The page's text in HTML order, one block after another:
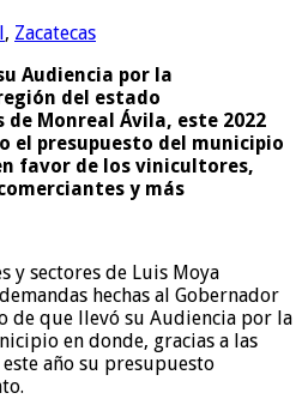
, Zacatecas
Audiencia por la
del estado
de Monreal Ávila, este 2022
el presupuesto del municipio
favor de los vinicultores,
y más
y sectores de Luis Moya
hechas al Gobernador
de que llevó su Audiencia por la
en donde, gracias a las
año su presupuesto